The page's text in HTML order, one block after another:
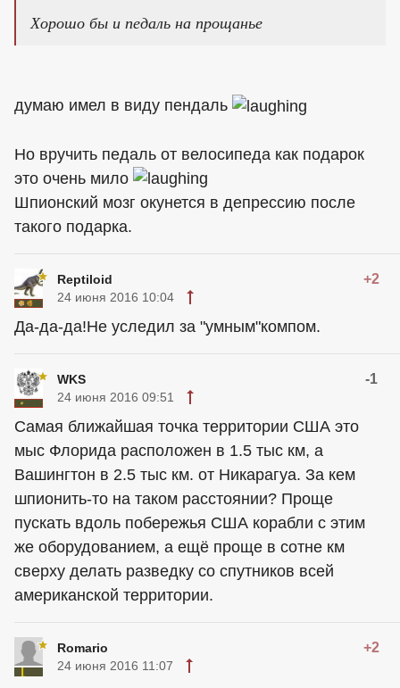
Хорошо бы и педаль на прощанье
думаю имел в виду пендаль
Но вручить педаль от велосипеда как подарок
это очень мило
Шпионский мозг окунется в депрессию после
такого подарка.
Reptiloid +2
24 июня 2016 10:04
Да-да-да!Не уследил за "умным"компом.
WKS -1
24 июня 2016 09:51
Самая ближайшая точка территории США это
мыс Флорида расположен в 1.5 тыс км, а
Вашингтон в 2.5 тыс км. от Никарагуа. За кем
шпионить-то на таком расстоянии? Проще
пускать вдоль побережья США корабли с этим
же оборудованием, а ещё проще в сотне км
сверху делать разведку со спутников всей
американской территории.
Romario +2
24 июня 2016 11:07